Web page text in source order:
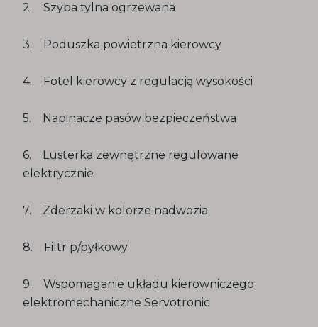
2. Szyba tylna ogrzewana
3. Poduszka powietrzna kierowcy
4. Fotel kierowcy z regulacją wysokości
5. Napinacze pasów bezpieczeństwa
6. Lusterka zewnętrzne regulowane
elektrycznie
7. Zderzaki w kolorze nadwozia
8. Filtr p/pyłkowy
9. Wspomaganie układu kierowniczego
elektromechaniczne Servotronic